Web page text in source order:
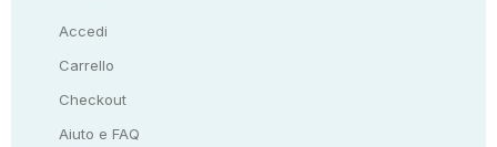
Accedi
Carrello
Checkout
Aiuto e FAQ